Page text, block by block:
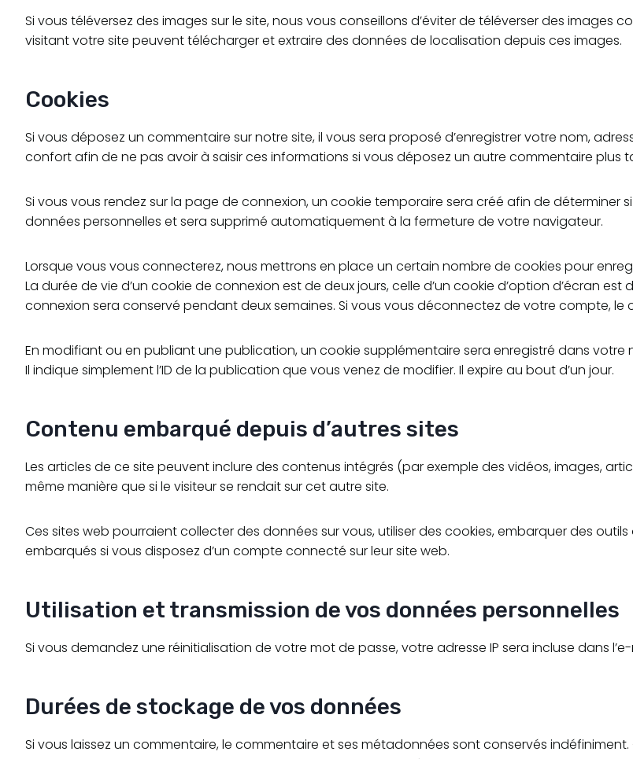
Si vous téléversez des images sur le site, nous vous conseillons d’éviter de téléverser des images
visitant votre site peuvent télécharger et extraire des données de localisation depuis ces images.
Cookies
Si vous déposez un commentaire sur notre site, il vous sera proposé d’enregistrer votre nom,
confort afin de ne pas avoir à saisir ces informations si vous déposez un autre commentaire plus
Si vous vous rendez sur la page de connexion, un cookie temporaire sera créé afin de
données personnelles et sera supprimé automatiquement à la fermeture de votre navigateur.
Lorsque vous vous connecterez, nous mettrons en place un certain nombre de cookies pour
La durée de vie d’un cookie de connexion est de deux jours, celle d’un cookie d’option d’écran est
connexion sera conservé pendant deux semaines. Si vous vous déconnectez de votre compte, le
En modifiant ou en publiant une publication, un cookie supplémentaire sera enregistré dans
Il indique simplement l’ID de la publication que vous venez de modifier. Il expire au bout d’un jour.
Contenu embarqué depuis d’autres sites
Les articles de ce site peuvent inclure des contenus intégrés (par exemple des vidéos, images,
même manière que si le visiteur se rendait sur cet autre site.
Ces sites web pourraient collecter des données sur vous, utiliser des cookies, embarquer des
embarqués si vous disposez d’un compte connecté sur leur site web.
Utilisation et transmission de vos données personnelles
Si vous demandez une réinitialisation de votre mot de passe, votre adresse IP sera incluse dans
Durées de stockage de vos données
Si vous laissez un commentaire, le commentaire et ses métadonnées sont conservés